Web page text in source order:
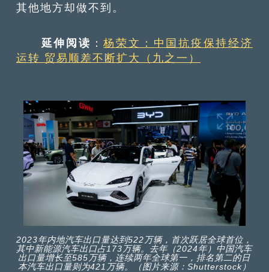
其他地方却做不到。
延伸阅读 ：杨荣文：中国抗疫保持经济
运转 贸易顺差不断扩大（九之一）
2023年内地汽车出口量达到522万辆，首次跃居全球首位，
其中新能源汽车出口占173万辆。去年（2024年）中国汽车
出口量增长至585万辆，连续两年全球第一，排名第二的日
本汽车出口量则为421万辆。（图片来源：Shutterstock）